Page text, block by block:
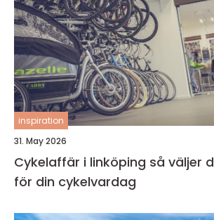
inspiration
31. May 2026
Cykelaffär i linköping så väljer du rätt butik
för din cykelvardag